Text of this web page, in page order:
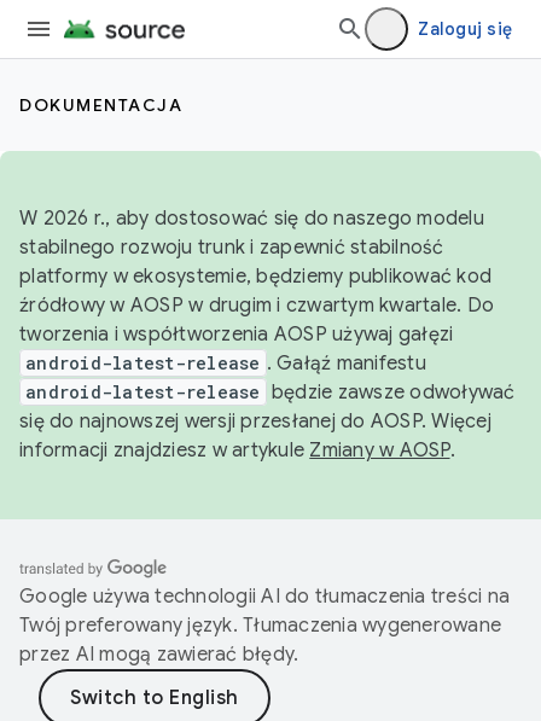
Zaloguj się
DOKUMENTACJA
W 2026 r., aby dostosować się do naszego modelu
stabilnego rozwoju trunk i zapewnić stabilność
platformy w ekosystemie, będziemy publikować kod
źródłowy w AOSP w drugim i czwartym kwartale. Do
tworzenia i współtworzenia AOSP używaj gałęzi
android-latest-release . Gałąź manifestu
android-latest-release będzie zawsze odwoływać
się do najnowszej wersji przesłanej do AOSP. Więcej
informacji znajdziesz w artykule Zmiany w AOSP.
Google używa technologii AI do tłumaczenia treści na
Twój preferowany język. Tłumaczenia wygenerowane
przez AI mogą zawierać błędy.